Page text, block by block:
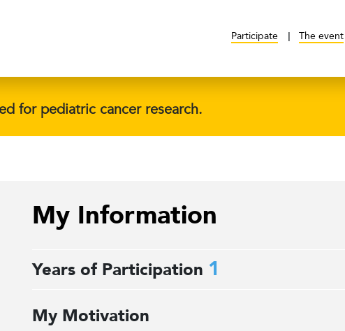
Participate The event
for pediatric cancer research.
My Information
Years of Participation 1
My Motivation